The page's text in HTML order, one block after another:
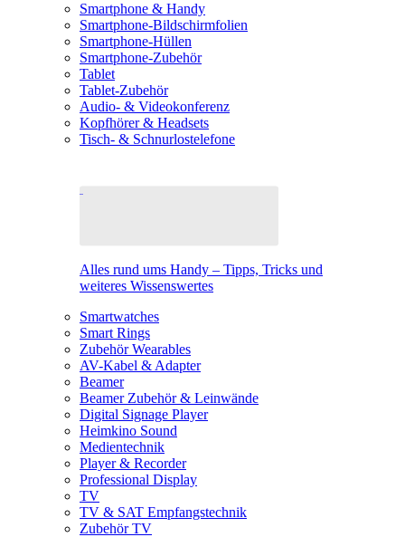
Smartphone & Handy
Smartphone-Bildschirmfolien
Smartphone-Hüllen
Smartphone-Zubehör
Tablet
Tablet-Zubehör
Audio- & Videokonferenz
Kopfhörer & Headsets
Tisch- & Schnurlostelefone
Alles rund ums Handy – Tipps, Tricks und
weiteres Wissenswertes
Smartwatches
Smart Rings
Zubehör Wearables
AV-Kabel & Adapter
Beamer
Beamer Zubehör & Leinwände
Digital Signage Player
Heimkino Sound
Medientechnik
Player & Recorder
Professional Display
TV
TV & SAT Empfangstechnik
Zubehör TV